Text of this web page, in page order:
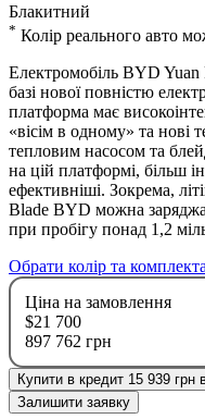
Блакитний
* Колiр реального авто
Електромобіль BYD
базі нової повністю
платформа має
«вісім в одному» та нові
тепловим насосом та
на цій платформі, більш
ефективніші. Зокрема,
Blade BYD можна
при пробігу понад 1,2
Обрати колір та
Ціна на замовлення
$21 700
897 762 грн
Купити в кредит 15 939 грн
Залишити заявку